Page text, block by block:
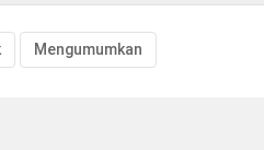
Mengumumkan